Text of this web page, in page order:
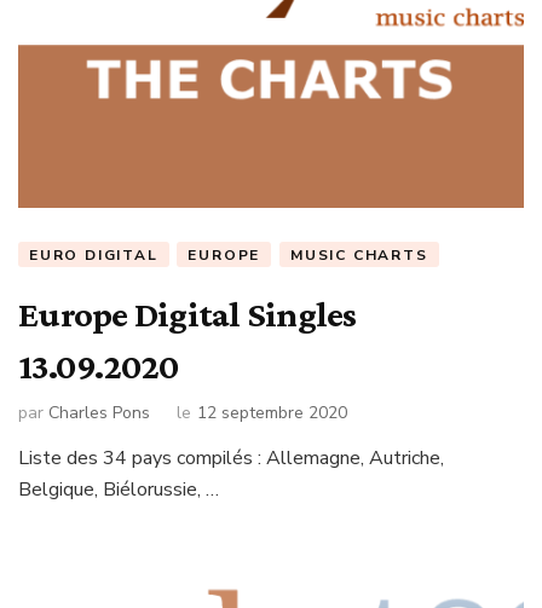
EURO DIGITAL EUROPE MUSIC CHARTS
Europe Digital Singles
13.09.2020
par Charles Pons le 12 septembre 2020
Liste des 34 pays compilés : Allemagne, Autriche,
Belgique, Biélorussie, …